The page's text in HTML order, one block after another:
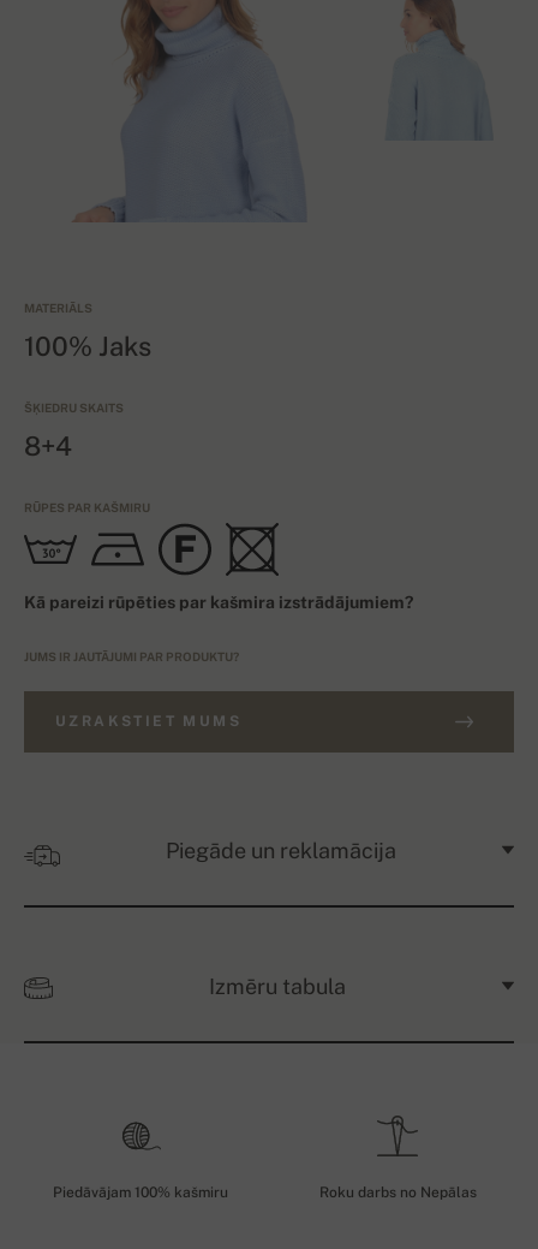
MATERIĀLS
100% Jaks
ŠĶIEDRU SKAITS
8+4
RŪPES PAR KAŠMIRU
Kā pareizi rūpēties par kašmira izstrādājumiem?
JUMS IR JAUTĀJUMI PAR PRODUKTU?
UZRAKSTIET MUMS
Piegāde un reklamācija
Izmēru tabula
Piedāvājam 100% kašmiru Roku darbs no Nepālas